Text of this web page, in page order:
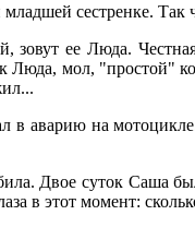
сестренке.
зовут ее Люда.
Люда, мол, "простой"
в аварию на
Двое суток Саша
в этот момент: